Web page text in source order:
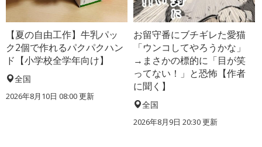
【夏の自由工作】牛乳パッ
ク2個で作れるパクパクハン
ド【小学校全学年向け】
全国
2026年8月10日 08:00更新
お留守番にブチギレた愛猫
「ウンコしてやろうかな」
→まさかの標的に「目が笑
ってない！」と恐怖【作者
に聞く】
全国
2026年8月9日 20:30更新